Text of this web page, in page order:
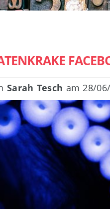
Sarah Tesch am28/